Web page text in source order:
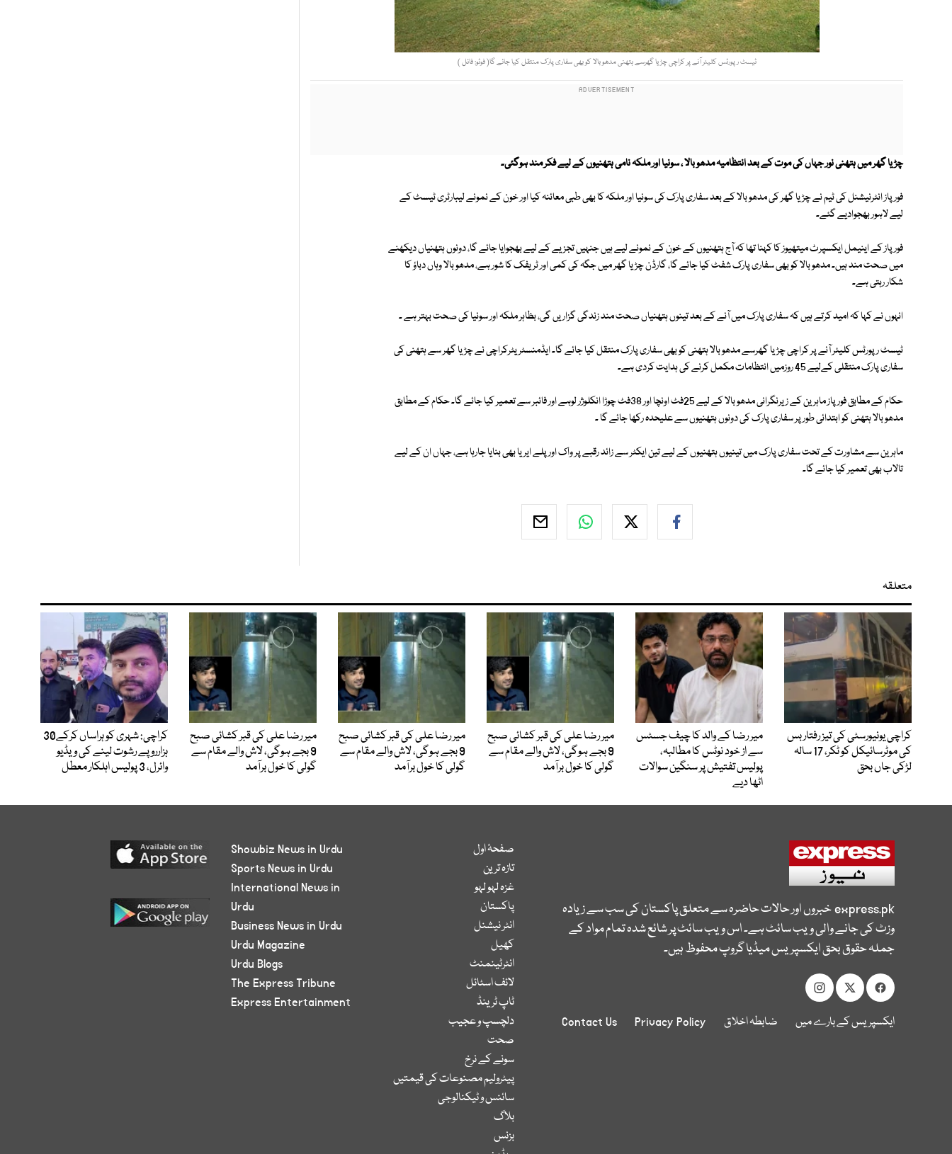
ٹیسٹ رپورٹس کلیئر آنے پر کراچی چڑیا گھرسے ہتھنی مدھو بالا کو بھی سفاری پارک منتقل کیا جائے گا( فوٹو: فائل )
چڑیا گھر میں ہتھنی نور جہاں کی موت کے بعد انتظامیہ مدھو بالا ، سونیا اور ملکہ نامی ہتھنیوں کے لیے فکر مند ہوگئی۔
فور پاز انٹرنیشنل کی ٹیم نے چڑیا گھر کی مدھو بالا کے بعد سفاری پارک کی سونیا اور ملکہ کا بھی طبی معائنہ کیا اور خون کے نمونے لیبارٹری ٹیسٹ کے
لیے لاہور بھجوادیے گئے۔
فورپاز کے اینیمل ایکسپرٹ میتھیوز کا کہنا تھا کہ آج ہتھنیوں کے خون کے نمونے لیے ہیں جنہیں تجزیے کے لیے بھجوایا جائے گا، دونوں ہتھنیاں دیکھنے
میں صحت مند ہیں۔ مدھو بالا کو بھی سفاری پارک شفٹ کیا جائے گا، گارڈن چڑیا گھر میں جگہ کی کمی اور ٹریفک کا شور ہے، مدھو بالا وہاں دباؤ کا
شکار رہتی ہے۔
انہوں نے کہا کہ امید کرتے ہیں کہ سفاری پارک میں آنے کے بعد تینوں ہتھنیاں صحت مند زندگی گزاریں گی، بظاہر ملکہ اور سونیا کی صحت بہتر ہے ۔
ٹیسٹ رپورٹس کلیئر آنے پر کراچی چڑیا گھرسے مدھو بالا ہتھنی کو بھی سفاری پارک منتقل کیا جائے گا۔ ایڈمنسٹریٹرکراچی نے چڑیا گھر سے ہتھنی کی
سفاری پارک منتقلی کےلیے 45 روزمیں انتظامات مکمل کرنے کی ہدایت کردی ہے۔
حکام کے مطابق فور پاز ماہرین کے زیرنگرانی مدھو بالا کے لیے 25فٹ اونچا اور 38فٹ چوڑا انکلوژر لوہے اور فائبر سے تعمیر کیا جائے گا۔ حکام کے مطابق
مدھو بالا ہتھنی کو ابتدائی طور پر سفاری پارک کی دونوں ہتھنیوں سے علیحدہ رکھا جائے گا ۔
ماہرین سے مشاورت کے تحت سفاری پارک میں تینیوں ہتھنیوں کے لیے تین ایکٹر سے زائد رقبے پر واک اور پلے ایریا بھی بنایا جارہا ہے، جہاں ان کے لیے
تالاب بھی تعمیر کیا جائے گا۔
متعلقہ
کراچی یونیورسٹی کی تیز رفتار بس
کی موٹرسائیکل کو ٹکر، 17 سالہ
لڑکی جاں بحق
میر رضا کے والد کا چیف جسٹس
سے از خود نوٹس کا مطالبہ،
پولیس تفتیش پر سنگین سوالات
اٹھا دیے
میر رضا علی کی قبر کشائی صبح
9 بجے ہوگی، لاش والے مقام سے
گولی کا خول برآمد
میر رضا علی کی قبر کشائی صبح
9 بجے ہوگی، لاش والے مقام سے
گولی کا خول برآمد
میر رضا علی کی قبر کشائی صبح
9 بجے ہوگی، لاش والے مقام سے
گولی کا خول برآمد
کراچی: شہری کو ہراساں کرکے30
ہزارروپے رشوت لینے کی ویڈیو
وائرل، 3 پولیس اہلکار معطل
express.pkخبروں اور حالات حاضرہ سے متعلق پاکستان کی سب سے زیادہ
وزٹ کی جانے والی ویب سائٹ ہے۔ اس ویب سائٹ پر شائع شدہ تمام مواد کے
جملہ حقوق بحق ایکسپریس میڈیا گروپ محفوظ ہیں۔
ایکسپریس کے بارے میں ضابطہ اخلاق Privacy Policy
Contact Us
صفحۂ اول
تازہ ترین
غزہ لہو لہو
پاکستان
انٹر نیشنل
کھیل
انٹرٹینمنٹ
لائف اسٹائل
ٹاپ ٹرینڈ
دلچسپ و عجیب
صحت
سونے کے نرخ
پیٹرولیم مصنوعات کی قیمتیں
سائنس و ٹیکنالوجی
بلاگ
بزنس
Showbiz News in Urdu
Sports News in Urdu
International News in
Urdu
Business News in Urdu
Urdu Magazine
Urdu Blogs
The Express Tribune
Express Entertainment